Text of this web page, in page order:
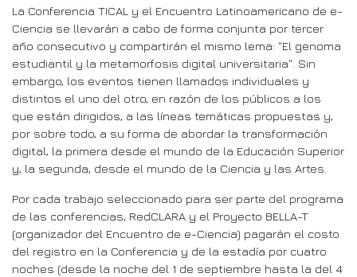
La Conferencia TICAL y el Encuentro Latinoamericano de e-
Ciencia se llevarán a cabo de forma conjunta por tercer
año consecutivo y compartirán el mismo lema: "El genoma
estudiantil y la metamorfosis digital universitaria". Sin
embargo, los eventos tienen llamados individuales y
distintos el uno del otro, en razón de los públicos a los
que están dirigidos, a las líneas temáticas propuestas y,
por sobre todo, a su forma de abordar la transformación
digital, la primera desde el mundo de la Educación Superior
y, la segunda, desde el mundo de la Ciencia y las Artes.
Por cada trabajo seleccionado para ser parte del programa
de las conferencias, RedCLARA y el Proyecto BELLA-T
(organizador del Encuentro de e-Ciencia) pagarán el costo
del registro en la Conferencia y de la estadía por cuatro
noches (desde la noche del 1 de septiembre hasta la del 4